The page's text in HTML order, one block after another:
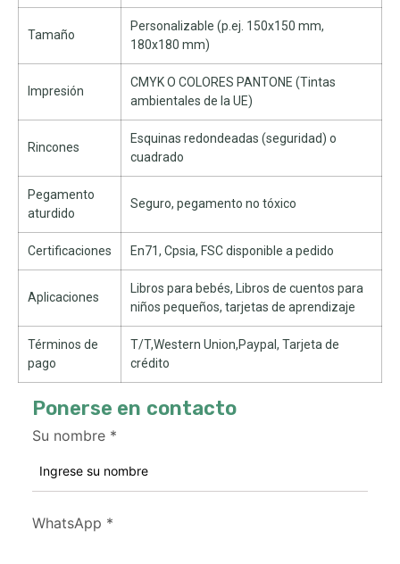
Tamaño
Personalizable (p.ej. 150x150 mm,
180x180 mm)
Impresión
CMYK O COLORES PANTONE (Tintas
ambientales de la UE)
Rincones
Esquinas redondeadas (seguridad) o
cuadrado
Pegamento
aturdido
Seguro, pegamento no tóxico
Certificaciones En71, Cpsia, FSC disponible a pedido
Aplicaciones
Libros para bebés, Libros de cuentos para
niños pequeños, tarjetas de aprendizaje
Términos de
pago
T/T,Western Union,Paypal, Tarjeta de
crédito
Ponerse en contacto
Su nombre *
WhatsApp *